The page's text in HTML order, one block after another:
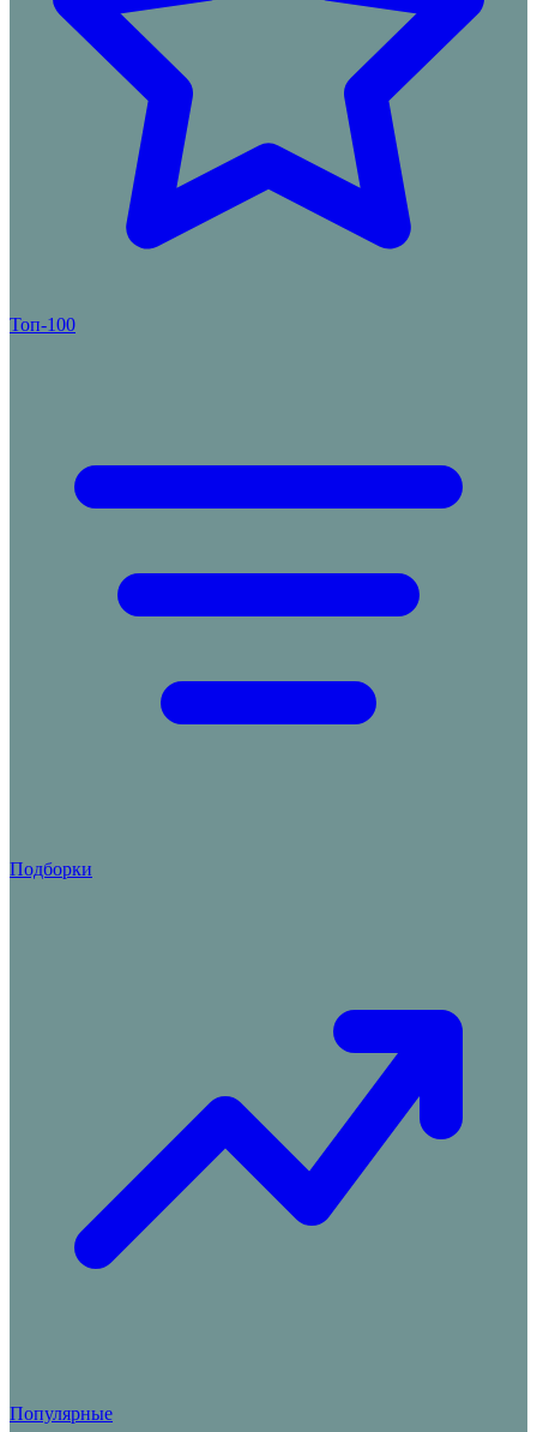
Топ-100
Подборки
Популярные